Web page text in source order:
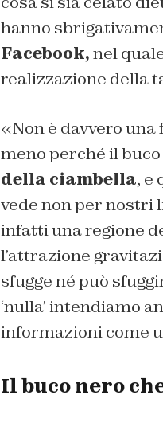
hanno
Facebook,nel
realizzazione della
«Non è davvero una
meno perché il
della ciambella, e
vede non per nostri
infatti una regione
l’attrazione
sfugge né può
‘nulla’ intendiamo
informazioni come
Il buco nero